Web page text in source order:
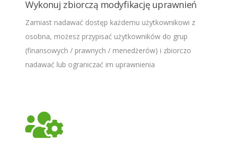
Wykonuj zbiorczą modyfikację uprawnień
Zamiast nadawać dostęp każdemu użytkownikowi z
osobna, możesz przypisać użytkowników do grup
(finansowych / prawnych / menedżerów) i zbiorczo
nadawać lub ograniczać im uprawnienia